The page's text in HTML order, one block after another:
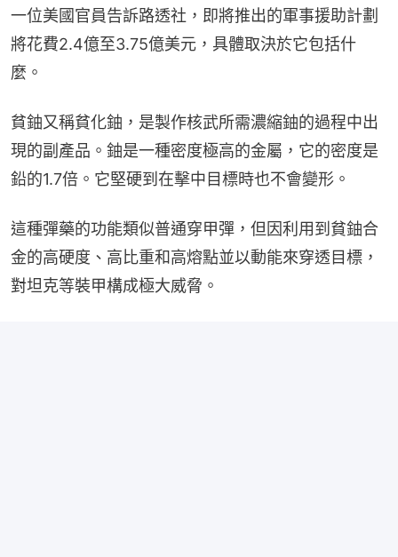
一位美國官員告訴路透社，即將推出的軍事援助計劃
將花費2.4億至3.75億美元，具體取決於它包括什
麼。
貧鈾又稱貧化鈾，是製作核武所需濃縮鈾的過程中出
現的副產品。鈾是一種密度極高的金屬，它的密度是
鉛的1.7倍。它堅硬到在擊中目標時也不會變形。
這種彈藥的功能類似普通穿甲彈，但因利用到貧鈾合
金的高硬度、高比重和高熔點並以動能來穿透目標，
對坦克等裝甲構成極大威脅。